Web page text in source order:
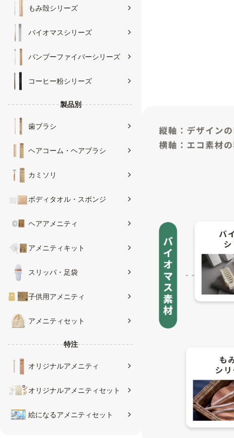
もみ殻シリーズ
バイオマスシリーズ
バンブーファイバーシリーズ
コーヒー粉シリーズ
製品別
歯ブラシ
ヘアコーム・ヘアブラシ
カミソリ
ボディタオル・スポンジ
ヘアアメニティ
アメニティキット
スリッパ・足袋
子供用アメニティ
アメニティセット
特注
オリジナルアメニティ
オリジナルアメニティセット
絵になるアメニティセット